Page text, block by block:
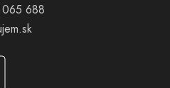
065 688